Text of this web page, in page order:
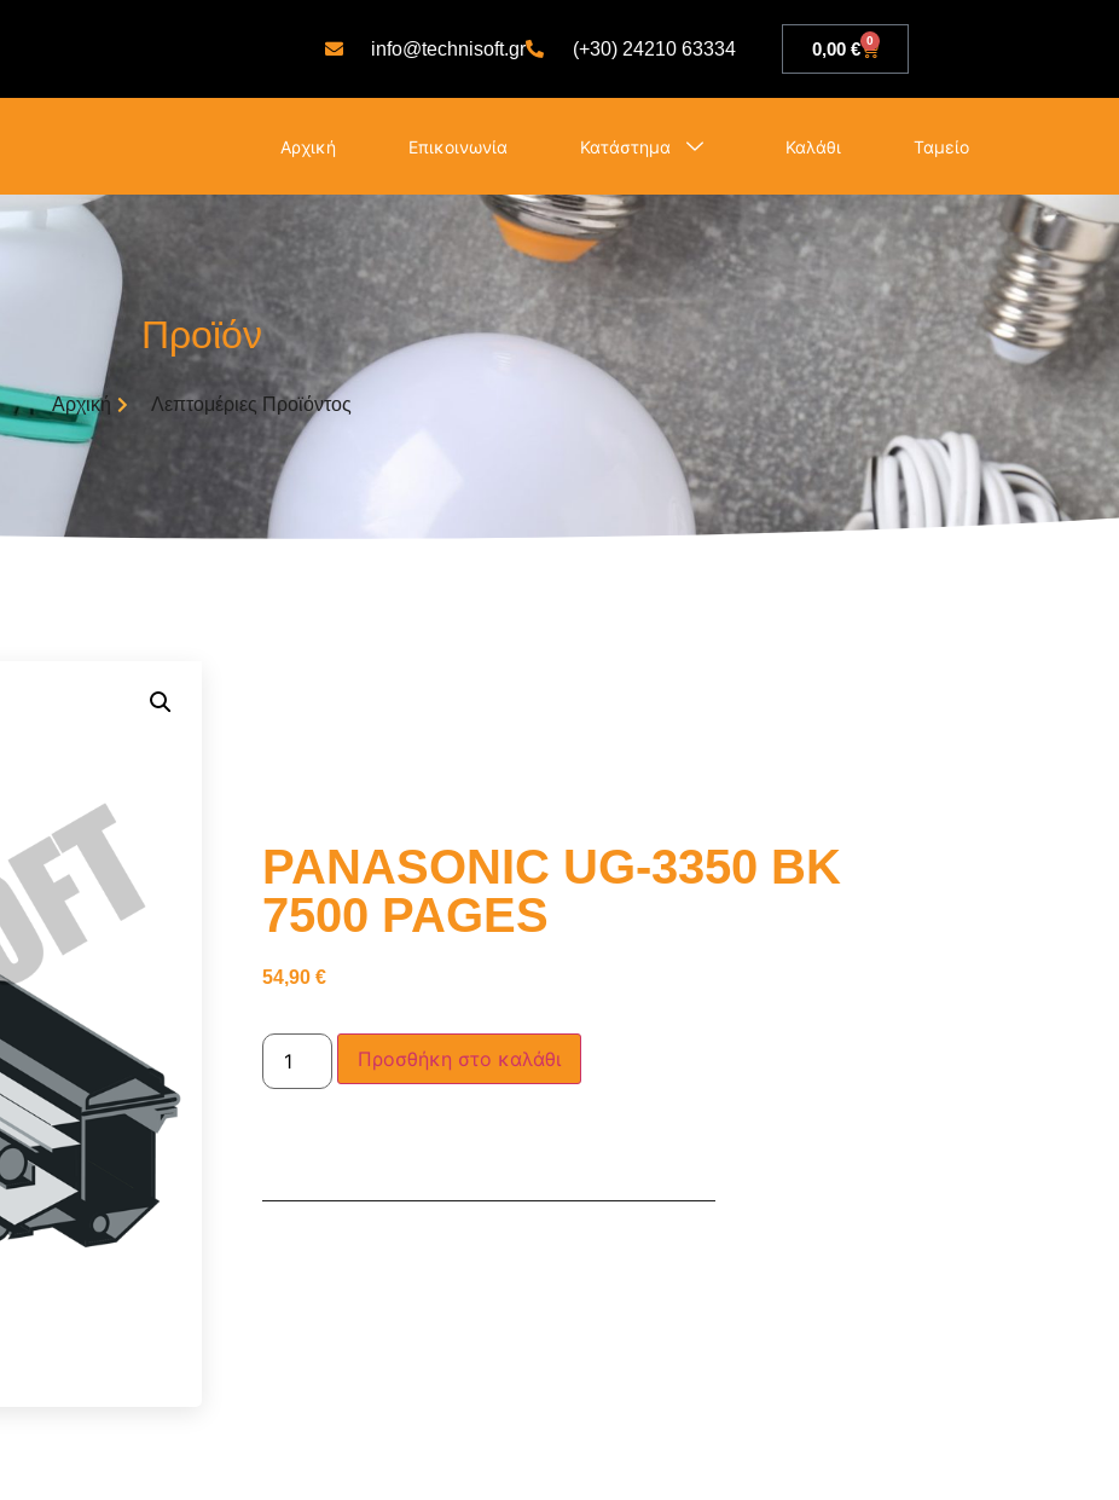
info@technisoft.gr (+30) 24210 63334 0,00 € 0
Αρχική Επικοινωνία Κατάστημα Καλάθι Ταμείο
Προϊόν
Αρχική Λεπτομέριες Προϊόντος
PANASONIC UG-3350 BK
7500 PAGES
54,90 €
Προσθήκη στο καλάθι